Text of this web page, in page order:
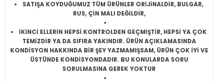
SATIŞA KOYDUĞUMUZ TÜM ÜRÜNLER ORİJİNALDİR, BULGAR,
RUS, ÇİN MALI DEĞİLDİR,
İKİNCİ ELLERİN HEPSİ KONTROLDEN GEÇMİŞTİR, HEPSİ YA ÇOK
TEMİZDİR YA DA SIFIRA YAKINDIR. ÜRÜN AÇIKLAMASINDA
KONDİSYON HAKKINDA BİR ŞEY YAZMAMIŞSAM, ÜRÜN ÇOK İYİ VE
ÜSTÜNDE KONDİSYONDADIR. BU KONULARDA SORU
SORULMASINA GEREK YOKTUR